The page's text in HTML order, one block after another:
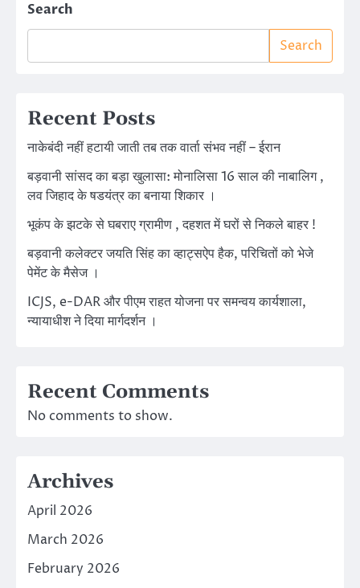
Search
Search
Recent Posts
नाकेबंदी नहीं हटायी जाती तब तक वार्ता संभव नहीं – ईरान
बड़वानी सांसद का बड़ा खुलासा: मोनालिसा 16 साल की नाबालिग ,
लव जिहाद के षडयंत्र का बनाया शिकार ।
भूकंप के झटके से घबराए ग्रामीण , दहशत में घरों से निकले बाहर !
बड़वानी कलेक्टर जयति सिंह का व्हाट्सऐप हैक, परिचितों को भेजे
पेमेंट के मैसेज ।
ICJS, e-DAR और पीएम राहत योजना पर समन्वय कार्यशाला,
न्यायाधीश ने दिया मार्गदर्शन ।
Recent Comments
No comments to show.
Archives
April 2026
March 2026
February 2026